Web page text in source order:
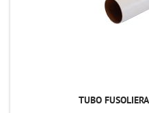
TUBO